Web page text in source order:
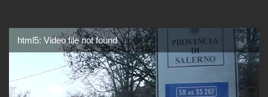
html5: Video file not found